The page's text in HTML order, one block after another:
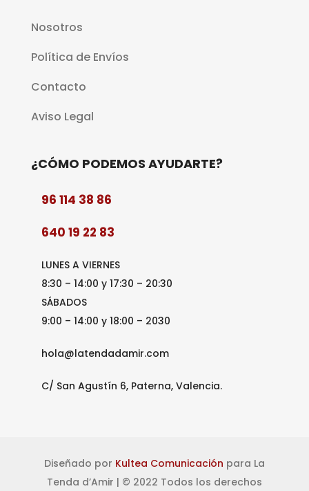
Nosotros
Política de Envíos
Contacto
Aviso Legal
¿CÓMO PODEMOS AYUDARTE?
96 114 38 86
640 19 22 83
LUNES A VIERNES
8:30 – 14:00 y 17:30 – 20:30
SÁBADOS
9:00 – 14:00 y 18:00 – 2030
hola@latendadamir.com
C/ San Agustín 6, Paterna, Valencia.
Diseñado por Kultea Comunicación para La
Tenda d’Amir | © 2022 Todos los derechos